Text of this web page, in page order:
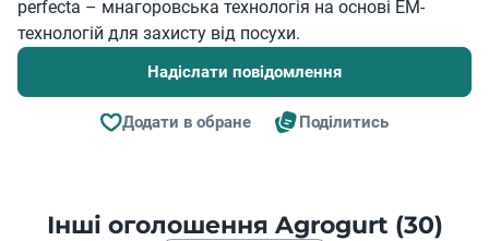
perfecta – мнагоровська технологія на основі ЕМ-
технологій для захисту від посухи.
Надіслати повідомлення
Додати в обране Поділитись
Інші оголошення Agrogurt (30)